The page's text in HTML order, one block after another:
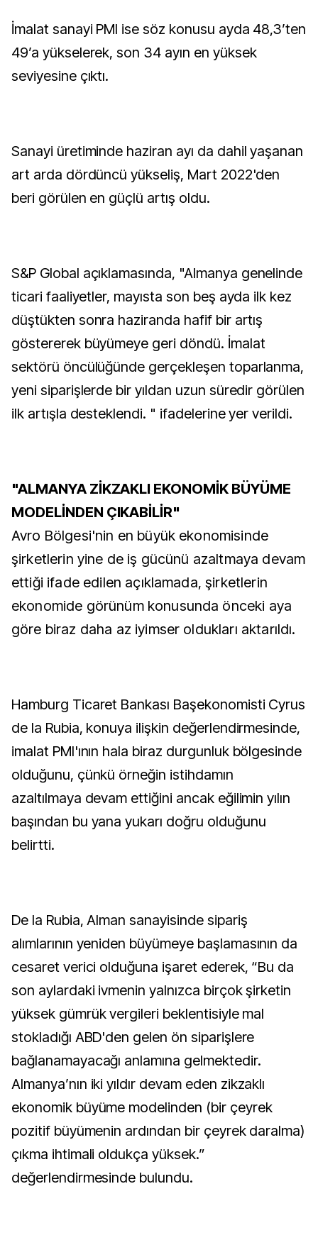
İmalat sanayi PMI ise söz konusu ayda 48,3’ten
49’a yükselerek, son 34 ayın en yüksek
seviyesine çıktı.
Sanayi üretiminde haziran ayı da dahil yaşanan
art arda dördüncü yükseliş, Mart 2022'den
beri görülen en güçlü artış oldu.
S&P Global açıklamasında, "Almanya genelinde
ticari faaliyetler, mayısta son beş ayda ilk kez
düştükten sonra haziranda hafif bir artış
göstererek büyümeye geri döndü. İmalat
sektörü öncülüğünde gerçekleşen toparlanma,
yeni siparişlerde bir yıldan uzun süredir görülen
ilk artışla desteklendi. " ifadelerine yer verildi.
"ALMANYA ZİKZAKLI EKONOMİK BÜYÜME
MODELİNDEN ÇIKABİLİR"
Avro Bölgesi'nin en büyük ekonomisinde
şirketlerin yine de iş gücünü azaltmaya devam
ettiği ifade edilen açıklamada, şirketlerin
ekonomide görünüm konusunda önceki aya
göre biraz daha az iyimser oldukları aktarıldı.
Hamburg Ticaret Bankası Başekonomisti Cyrus
de la Rubia, konuya ilişkin değerlendirmesinde,
imalat PMI'ının hala biraz durgunluk bölgesinde
olduğunu, çünkü örneğin istihdamın
azaltılmaya devam ettiğini ancak eğilimin yılın
başından bu yana yukarı doğru olduğunu
belirtti.
De la Rubia, Alman sanayisinde sipariş
alımlarının yeniden büyümeye başlamasının da
cesaret verici olduğuna işaret ederek, “Bu da
son aylardaki ivmenin yalnızca birçok şirketin
yüksek gümrük vergileri beklentisiyle mal
stokladığı ABD'den gelen ön siparişlere
bağlanamayacağı anlamına gelmektedir.
Almanya’nın iki yıldır devam eden zikzaklı
ekonomik büyüme modelinden (bir çeyrek
pozitif büyümenin ardından bir çeyrek daralma)
çıkma ihtimali oldukça yüksek.”
değerlendirmesinde bulundu.